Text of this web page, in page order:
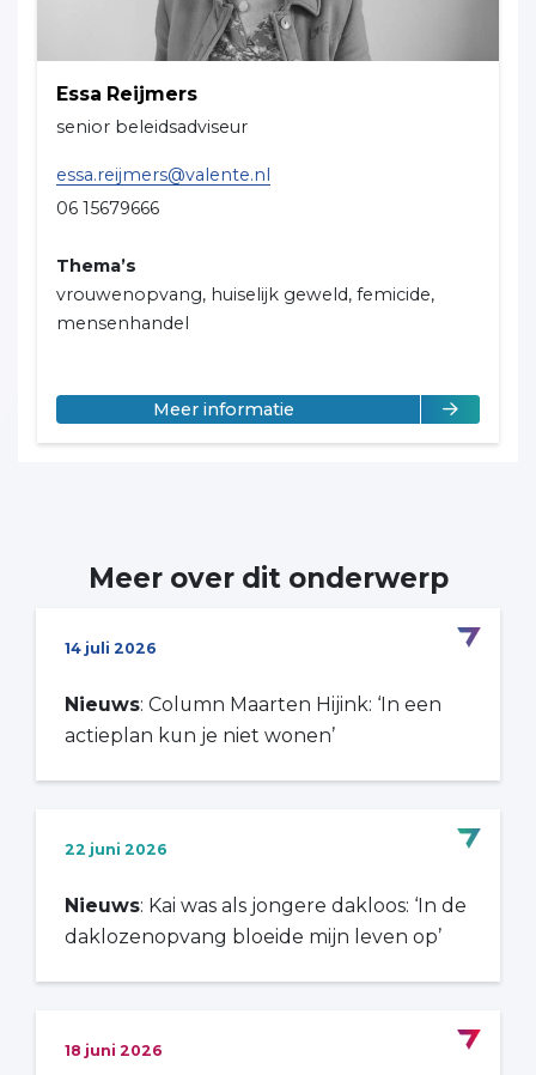
Essa Reijmers
senior beleidsadviseur
essa.reijmers@valente.nl
06 15679666
Thema’s
vrouwenopvang, huiselijk geweld, femicide,
mensenhandel
Meer informatieover Essa Reijmers
Meer over dit onderwerp
14 juli 2026
Nieuws: Column Maarten Hijink: ‘In een
actieplan kun je niet wonen’
22 juni 2026
Nieuws: Kai was als jongere dakloos: ‘In de
daklozenopvang bloeide mijn leven op’
18 juni 2026